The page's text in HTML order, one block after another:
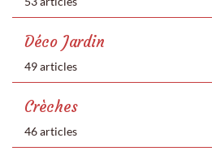
Déco Jardin
49 articles
Crèches
46 articles